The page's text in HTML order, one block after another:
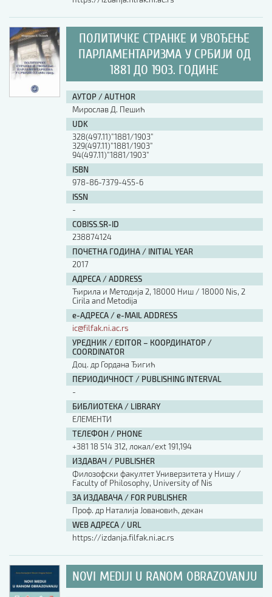
ПОЛИТИЧКЕ СТРАНКЕ И УВОЂЕЊЕ
ПАРЛАМЕНТАРИЗМА У СРБИЈИ ОД
1881 ДО 1903. ГОДИНЕ
АУТОР / AUTHOR
Мирослав Д. Пешић
UDK
328(497.11)”1881/1903”
329(497.11)”1881/1903”
94(497.11)”1881/1903”
ISBN
978-86-7379-455-6
ISSN
-
COBISS.SR-ID
238874124
ПОЧЕТНА ГОДИНА / INITIAL YEAR
2017
АДРЕСА / ADDRESS
Ћирила и Методија 2, 18000 Ниш / 18000 Nis, 2
Cirila and Metodija
е-АДРЕСА / e-MAIL ADDRESS
ic@filfak.ni.ac.rs
УРЕДНИК / EDITOR – КООРДИНАТОР /
COORDINATOR
Доц. др Гордана Ђигић
ПЕРИОДИЧНОСТ / PUBLISHING INTERVAL
-
БИБЛИОТЕКА / LIBRARY
ЕЛЕМЕНТИ
ТЕЛЕФОН / PHONE
+381 18 514 312, локал/ext 191,194
ИЗДАВАЧ / PUBLISHER
Филозофски факултет Универзитета у Нишу /
Faculty of Philosophy, University of Nis
ЗА ИЗДАВАЧА / FOR PUBLISHER
Проф. др Наталија Јовановић, декан
WEB АДРЕСА / URL
https://izdanja.filfak.ni.ac.rs
NOVI MEDIJI U RANOM OBRAZOVANJU